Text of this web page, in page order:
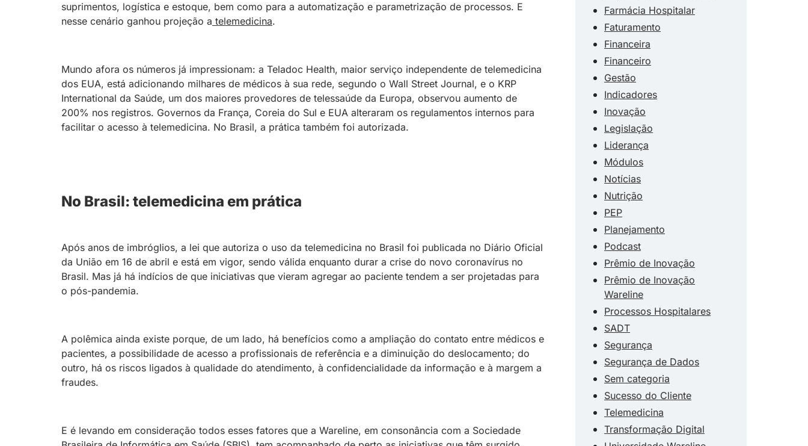
suprimentos, logística e estoque, bem como para a automatização e parametrização de processos. E
nesse cenário ganhou projeção a telemedicina.
Mundo afora os números já impressionam: a Teladoc Health, maior serviço independente de telemedicina
dos EUA, está adicionando milhares de médicos à sua rede, segundo o Wall Street Journal, e o KRP
International da Saúde, um dos maiores provedores de telessaúde da Europa, observou aumento de
200% nos registros. Governos da França, Coreia do Sul e EUA alteraram os regulamentos internos para
facilitar o acesso à telemedicina. No Brasil, a prática também foi autorizada.
No Brasil: telemedicina em prática
Após anos de imbróglios, a lei que autoriza o uso da telemedicina no Brasil foi publicada no Diário Oficial
da União em 16 de abril e está em vigor, sendo válida enquanto durar a crise do novo coronavírus no
Brasil. Mas já há indícios de que iniciativas que vieram agregar ao paciente tendem a ser projetadas para
o pós-pandemia.
A polêmica ainda existe porque, de um lado, há benefícios como a ampliação do contato entre médicos e
pacientes, a possibilidade de acesso a profissionais de referência e a diminuição do deslocamento; do
outro, há os riscos ligados à qualidade do atendimento, à confidencialidade da informação e à margem a
fraudes.
E é levando em consideração todos esses fatores que a Wareline, em consonância com a Sociedade
Farmácia Hospitalar
Faturamento
Financeira
Financeiro
Gestão
Indicadores
Inovação
Legislação
Liderança
Módulos
Notícias
Nutrição
PEP
Planejamento
Podcast
Prêmio de Inovação
Prêmio de Inovação
Wareline
Processos Hospitalares
SADT
Segurança
Segurança de Dados
Sem categoria
Sucesso do Cliente
Telemedicina
Transformação Digital